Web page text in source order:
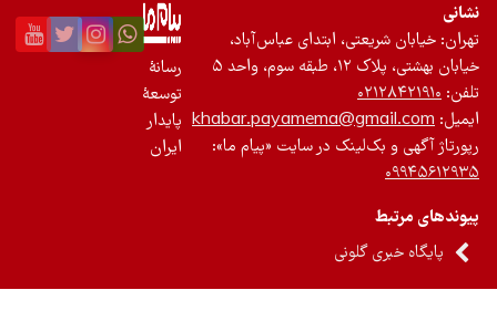
خیابان شریعتی، ابتدای عباس‌آباد،
بهشتی، پلاک ۱۲، طبقه سوم، واحد ۵
۰۲۱۲۸۴۲۱۹۱۰
khabar.payamema@gmail.com
آگهی و بک‌لینک در سایت «پیام ما»:
مرتبط
پایگاه خبری گلونی
رسانۀ
توسعۀ
پایدار
ایران